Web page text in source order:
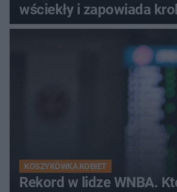
wściekły i zapowiada
KOSZYKÓWKA KOBIET
Rekord w lidze WNBA.